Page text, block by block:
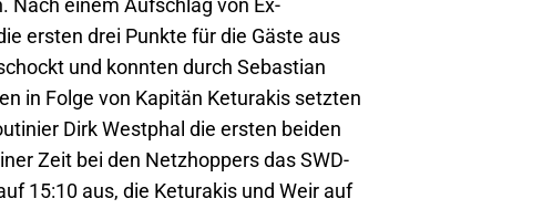
Nach einem Aufschlag von Ex-
ersten drei Punkte für die Gäste aus
und konnten durch Sebastian
in Folge von Kapitän Keturakis setzten
Dirk Westphal die ersten beiden
Zeit bei den Netzhoppers das SWD-
15:10 aus, die Keturakis und Weir auf